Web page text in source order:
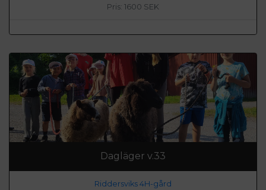
Pris: 1600 SEK
Dagläger v.33
Riddersviks 4H-gård